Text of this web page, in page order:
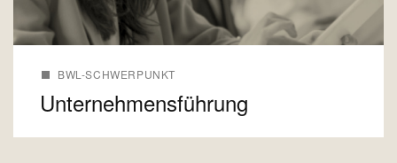
BWL-SCHWERPUNKT
Unternehmensführung